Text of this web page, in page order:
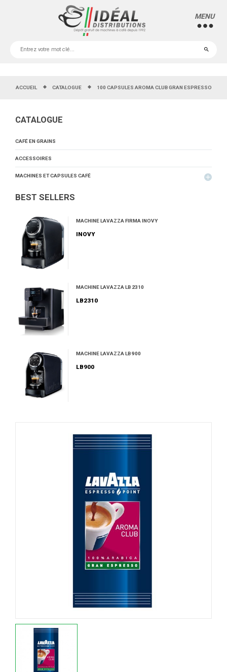
MENU
more_horiz
ACCUEIL CATALOGUE 100 CAPSULES AROMA CLUB GRAN ESPRESSO
CATALOGUE
CAFÉ EN GRAINS
ACCESSOIRES
MACHINES ET CAPSULES CAFÉ add
BEST SELLERS
MACHINE LAVAZZA FIRMA INOVY
INOVY
MACHINE LAVAZZA LB 2310
LB2310
MACHINE LAVAZZA LB 900
LB900